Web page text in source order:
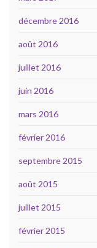
décembre 2016
août 2016
juillet 2016
juin 2016
mars 2016
février 2016
septembre 2015
août 2015
juillet 2015
février 2015